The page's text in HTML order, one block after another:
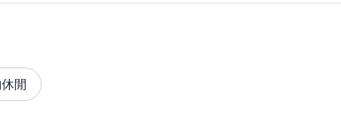
閒